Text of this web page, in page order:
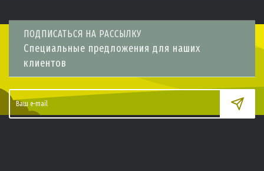
ПОДПИСАТЬСЯ НА РАССЫЛКУ
Специальные предложения для наших
клиентов